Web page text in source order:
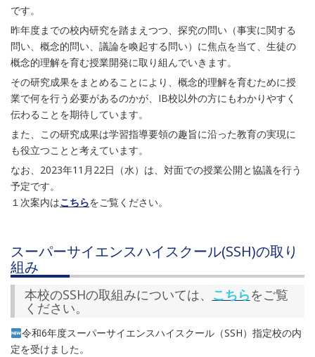
です。
昨年度までの校内研究を踏まえつつ、探究の問い（事実に関する
問い、概念的問い、議論を喚起する問い）に焦点を当て、生徒の
概念的理解を育む授業開発に取り組んでいきます。
その研究成果をまとめることにより、概念的理解を育むために授
業で何を行う必要があるのかが、IB校以外の方にもわかりやすく
伝わることを期待しています。
また、この研究成果は学習指導要領の趣旨に沿った教育の実現に
も役立つことと考えています。
なお、2023年11月22日（水）は、対面での授業公開と協議を行う
予定です。
１次案内はこちらをご覧ください。
スーパーサイエンスハイスクール(SSH)の取り
組み
本校のSSHの取組みについては、 こちらをご覧
ください。
令和6年度スーパーサイエンスハイスクール（SSH）指定校の内
定を受けました。